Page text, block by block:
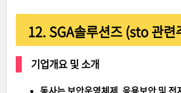
12. SGA솔루션즈 (sto 관련
기업개요 및 소개